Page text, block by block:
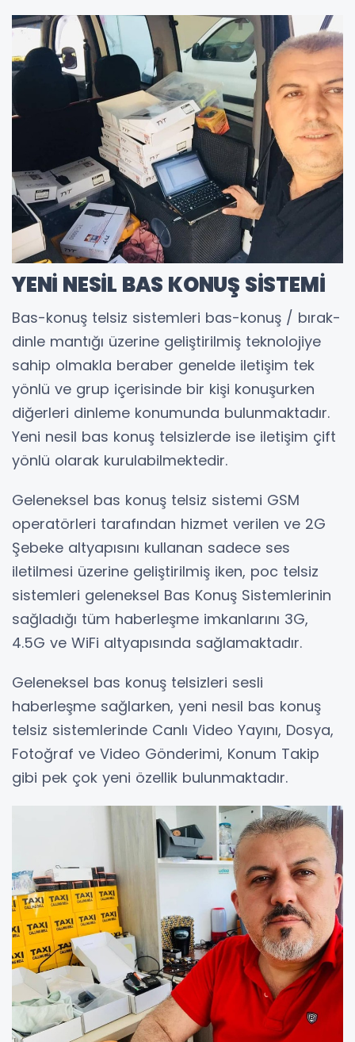
YENİ NESİL BAS KONUŞ SİSTEMİ
Bas-konuş telsiz sistemleri bas-konuş / bırak-
dinle mantığı üzerine geliştirilmiş teknolojiye
sahip olmakla beraber genelde iletişim tek
yönlü ve grup içerisinde bir kişi konuşurken
diğerleri dinleme konumunda bulunmaktadır.
Yeni nesil bas konuş telsizlerde ise iletişim çift
yönlü olarak kurulabilmektedir.
Geleneksel bas konuş telsiz sistemi GSM
operatörleri tarafından hizmet verilen ve 2G
Şebeke altyapısını kullanan sadece ses
iletilmesi üzerine geliştirilmiş iken, poc telsiz
sistemleri geleneksel Bas Konuş Sistemlerinin
sağladığı tüm haberleşme imkanlarını 3G,
4.5G ve WiFi altyapısında sağlamaktadır.
Geleneksel bas konuş telsizleri sesli
haberleşme sağlarken, yeni nesil bas konuş
telsiz sistemlerinde Canlı Video Yayını, Dosya,
Fotoğraf ve Video Gönderimi, Konum Takip
gibi pek çok yeni özellik bulunmaktadır.